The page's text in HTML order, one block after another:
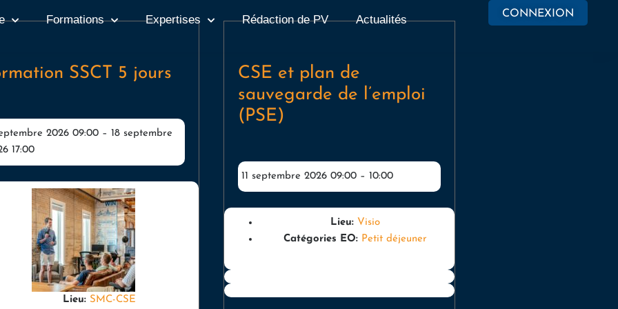
Formations Expertises Rédaction de PV Actualités CONNEXION
SSCT 5 jours
2026 09:00 – 18 septembre
17:00
Lieu: SMC-CSE
CSE et plan de
sauvegarde de l’emploi
(PSE)
11 septembre 2026 09:00 – 10:00
Lieu: Visio
Catégories EO: Petit déjeuner